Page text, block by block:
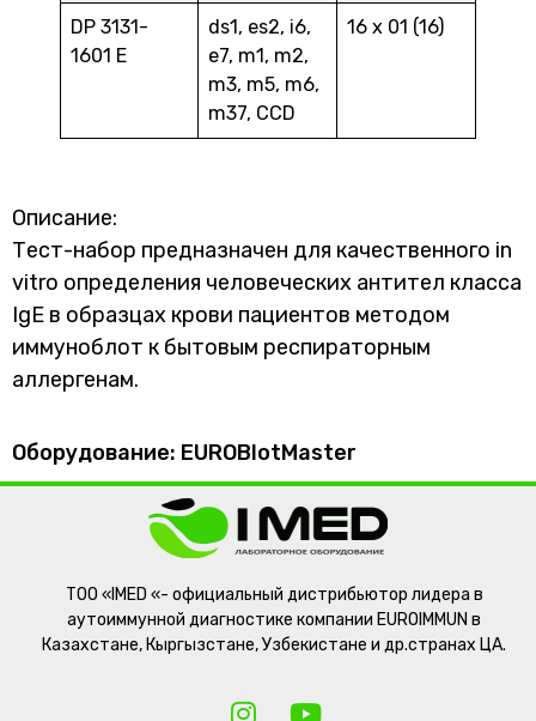
DP 3131-
1601 E
ds1, es2, i6,
e7, m1, m2,
m3, m5, m6,
m37, CCD
16 х 01 (16)
Описание:
Тест-набор предназначен для качественного in
vitro определения человеческих антител класса
IgE в образцах крови пациентов методом
иммуноблот к бытовым респираторным
аллергенам.
Оборудование: EUROBlotMaster
ТОО «IMED «- официальный дистрибьютор лидера в
аутоиммунной диагностике компании EUROIMMUN в
Казахстане, Кыргызстане, Узбекистане и др.странах ЦА.